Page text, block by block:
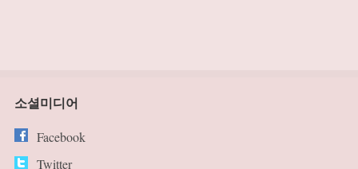
소셜미디어
Facebook
Twitter